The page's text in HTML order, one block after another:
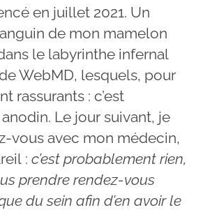
en juillet 2021. Un
de mon mamelon
le labyrinthe infernal
WebMD, lesquels, pour
rassurants : c’est
anodin. Le jour suivant, je
vous avec mon médecin,
: c’est probablement rien,
prendre rendez-vous
du sein afin d’en avoir le